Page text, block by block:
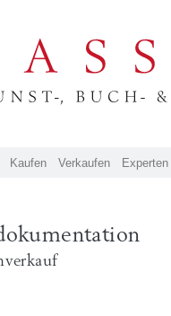
Kaufen Verkaufen Experten